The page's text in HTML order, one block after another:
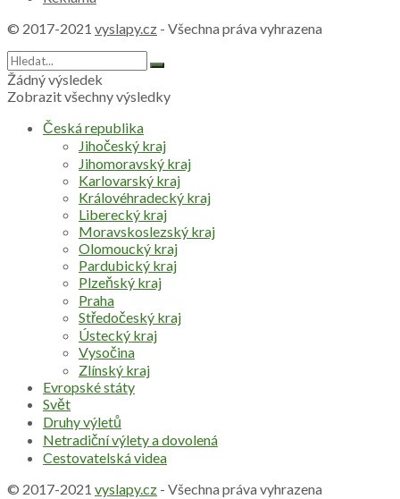
© 2017-2021 vyslapy.cz - Všechna práva vyhrazena
Žádný výsledek
Zobrazit všechny výsledky
Česká republika
Jihočeský kraj
Jihomoravský kraj
Karlovarský kraj
Královéhradecký kraj
Liberecký kraj
Moravskoslezský kraj
Olomoucký kraj
Pardubický kraj
Plzeňský kraj
Praha
Středočeský kraj
Ústecký kraj
Vysočina
Zlínský kraj
Evropské státy
Svět
Druhy výletů
Netradiční výlety a dovolená
Cestovatelská videa
© 2017-2021 vyslapy.cz - Všechna práva vyhrazena